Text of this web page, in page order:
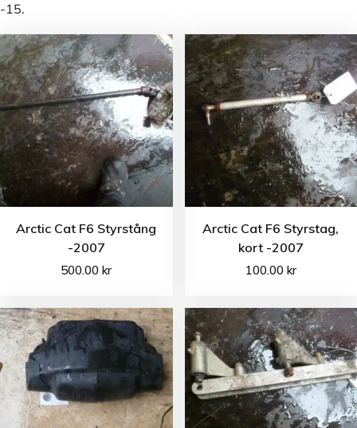
-15.
Arctic Cat F6 Styrstång
-2007
500.00kr
Arctic Cat F6 Styrstag,
kort -2007
100.00 kr